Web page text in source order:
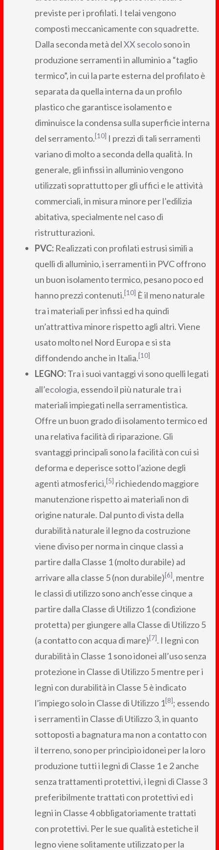
previste per i profilati. I telai vengono
composti meccanicamente con squadrette.
Dalla seconda metà delXX secolosono in
produzione serramenti in alluminio a “taglio
termico”, in cui la parte esterna del profilato è
separata da quella interna da un profilo
plastico che garantisce isolamento e
diminuisce la condensa sulla superficie interna
del serramento.[10] I prezzi di tali serramenti
variano di molto a seconda della qualità. In
generale, gli infissi in alluminio vengono
utilizzati soprattutto per gli uffici e le attività
commerciali, in misura minore per l’edilizia
abitativa, specialmente nel caso di
ristrutturazioni.
PVC: Realizzati con profilati estrusi simili a
quelli di alluminio, i serramenti in PVC offrono
un buon isolamento termico, pesano poco ed
hanno prezzi contenuti.[10] È il meno naturale
tra i materiali per infissi ed ha quindi
un’attrattiva minore rispetto agli altri. Viene
usato molto nel Nord Europa e si sta
diffondendo anche in Italia.[10]
LEGNO:Tra i suoi vantaggi vi sono quelli legati
all’ecologia, essendo il più naturale tra i
materiali impiegati nella serramentistica.
Offre un buon grado di isolamento termico ed
una relativa facilità di riparazione. Gli
svantaggi principali sono la facilità con cui si
deforma e deperisce sotto l’azione degli
agenti atmosferici,[5] richiedendo maggiore
manutenzione rispetto ai materiali non di
origine naturale. Dal punto di vista della
durabilità naturale il legno da costruzione
viene diviso per norma in cinque classi a
partire dalla Classe 1 (molto durabile) ad
arrivare alla classe 5 (non durabile)[6], mentre
le classi di utilizzo sono anch’esse cinque a
partire dalla Classe di Utilizzo 1 (condizione
protetta) per giungere alla Classe di Utilizzo 5
(a contatto con acqua di mare)[7]. I legni con
durabilità in Classe 1 sono idonei all’uso senza
protezione in Classe di Utilizzo 5 mentre per i
legni con durabilità in Classe 5 è indicato
l’impiego solo in Classe di Utilizzo 1[8]; essendo
i serramenti in Classe di Utilizzo 3, in quanto
sottoposti a bagnatura ma non a contatto con
il terreno, sono per principio idonei per la loro
produzione tutti i legni di Classe 1 e 2 anche
senza trattamenti protettivi, i legni di Classe 3
preferibilmente trattati con protettivi ed i
legni in Classe 4 obbligatoriamente trattati
con protettivi. Per le sue qualità estetiche il
legno viene solitamente utilizzato per la